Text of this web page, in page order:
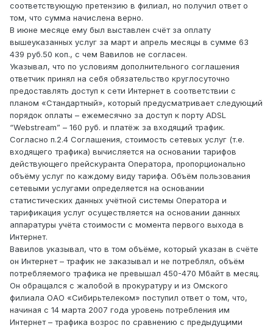
соответствующую претензию в филиал, но получил ответ о
том, что сумма начислена верно.
В июне месяце ему был выставлен счёт за оплату
вышеуказанных услуг за март и апрель месяцы в сумме 63
439 руб.50 коп., с чем Вавилов не согласен.
Указывал, что по условиям дополнительного соглашения
ответчик принял на себя обязательство круглосуточно
предоставлять доступ к сети Интернет в соответствии с
планом «Стандартный», который предусматривает следующий
порядок оплаты – ежемесячно за доступ к порту АDSL
“Webstream” – 160 руб. и платёж за входящий трафик.
Согласно п.2.4 Соглашения, стоимость сетевых услуг (т.е.
входящего трафика) вычисляется на основании тарифов
действующего прейскуранта Оператора, пропорционально
объёму услуг по каждому виду тарифа. Объём пользования
сетевыми услугами определяется на основании
статистических данных учётной системы Оператора и
тарификация услуг осуществляется на основании данных
аппаратуры учёта стоимости с момента первого выхода в
Интернет.
Вавилов указывал, что в том объёме, который указан в счёте
он Интернет – трафик не заказывал и не потреблял, объём
потребляемого трафика не превышал 450-470 Мбайт в месяц.
Он обращался с жалобой в прокуратуру и из Омского
филиала ОАО «Сибирьтелеком» поступил ответ о том, что,
начиная с 14 марта 2007 года уровень потребления им
Интернет – трафика возрос по сравнению с предыдущими